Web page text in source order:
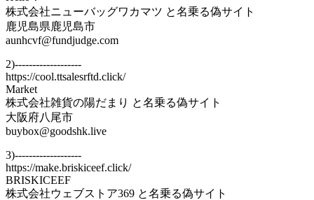
株式会社ニューバッグワカマツ と名乗る偽サイト
鹿児島県鹿児島市
aunhcvf@fundjudge.com
2)-------------------
https://cool.ttsalesrftd.click/
Market
株式会社雑貨の陽だまり と名乗る偽サイト
大阪府八尾市
buybox@goodshk.live
3)-------------------
https://make.briskiceef.click/
BRISKICEEF
株式会社ウェブストア369 と名乗る偽サイト